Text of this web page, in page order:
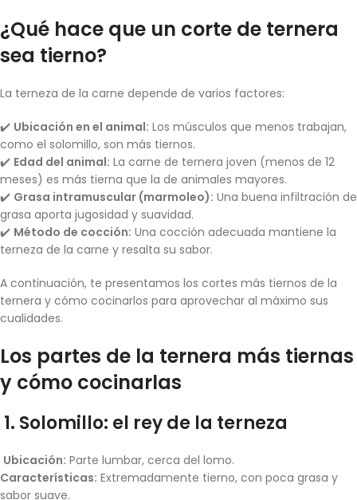
¿Qué hace que un corte de ternera
sea tierno?
La terneza de la carne depende de varios factores:
✔️ Ubicación en el animal: Los músculos que menos trabajan,
como el solomillo, son más tiernos.
✔️ Edad del animal: La carne de ternera joven (menos de 12
meses) es más tierna que la de animales mayores.
✔️ Grasa intramuscular (marmoleo): Una buena infiltración de
grasa aporta jugosidad y suavidad.
✔️ Método de cocción: Una cocción adecuada mantiene la
terneza de la carne y resalta su sabor.
A continuación, te presentamos los cortes más tiernos de la
ternera y cómo cocinarlos para aprovechar al máximo sus
cualidades.
Los partes de la ternera más tiernas
y cómo cocinarlas
1. Solomillo: el rey de la terneza
Ubicación: Parte lumbar, cerca del lomo.
Características: Extremadamente tierno, con poca grasa y
sabor suave.